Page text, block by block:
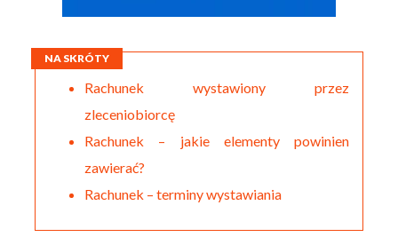
NA SKRÓTY
Rachunek wystawiony przez
zleceniobiorcę
Rachunek – jakie elementy powinien
zawierać?
Rachunek – terminy wystawiania